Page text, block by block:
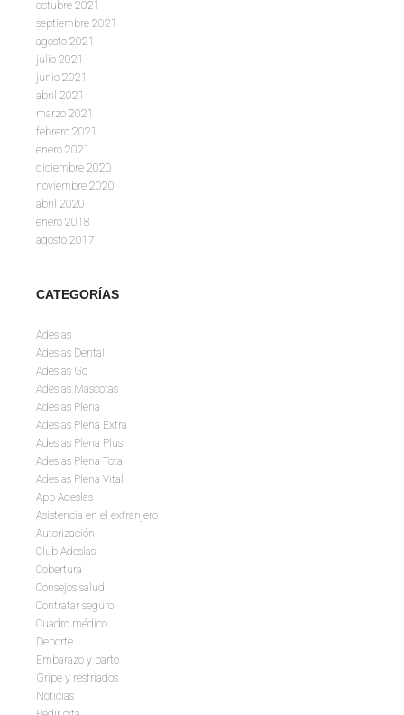
octubre 2021
septiembre 2021
agosto 2021
julio 2021
junio 2021
abril 2021
marzo 2021
febrero 2021
enero 2021
diciembre 2020
noviembre 2020
abril 2020
enero 2018
agosto 2017
CATEGORÍAS
Adeslas
Adeslas Dental
Adeslas Go
Adeslas Mascotas
Adeslas Plena
Adeslas Plena Extra
Adeslas Plena Plus
Adeslas Plena Total
Adeslas Plena Vital
App Adeslas
Asistencia en el extranjero
Autorización
Club Adeslas
Cobertura
Consejos salud
Contratar seguro
Cuadro médico
Deporte
Embarazo y parto
Gripe y resfriados
Noticias